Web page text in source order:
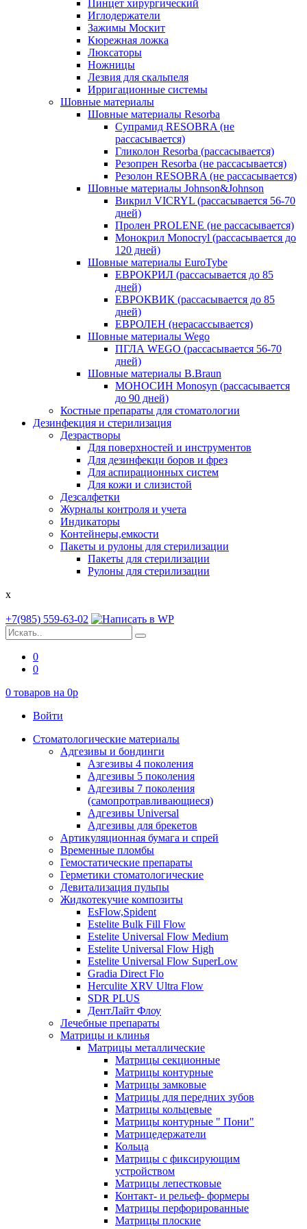
Пинцет хирургический
Иглодержатели
Зажимы Москит
Кюрежная ложка
Люксаторы
Ножницы
Лезвия для скальпеля
Ирригационные системы
Шовные материалы
Шовные материалы Resorba
Супрамид RESOBRA (не
рассасывается)
Гликолон Resorba (рассасывается)
Резопрен Resorba (не рассасывается)
Резолон RESOBRA (не рассасывается)
Шовные материалы Johnson&Johnson
Викрил VICRYL (рассасывается 56-70
дней)
Пролен PROLENE (не рассасывается)
Монокрил Monocryl (рассасывается до
120 дней)
Шовные материалы EuroTybe
ЕВРОКРИЛ (рассасывается до 85
дней)
ЕВРОКВИК (рассасывается до 85
дней)
ЕВРОЛЕН (нерасассывается)
Шовные материалы Wego
ПГЛА WEGO (рассасывается 56-70
дней)
Шовные материалы B.Braun
МОНОСИН Monosyn (рассасывается
до 90 дней)
Костные препараты для стоматологии
Дезинфекция и стерилизация
Дезрастворы
Для поверхностей и инструментов
Для дезинфекци боров и фрез
Для аспирационных систем
Для кожи и слизистой
Дезсалфетки
Журналы контроля и учета
Индикаторы
Контейнеры,емкости
Пакеты и рулоны для стерилизации
Пакеты для стерилизации
Рулоны для стерилизации
x
+7(985) 559-63-02
0
0
0 товаров на 0p
Войти
Стоматологические материалы
Адгезивы и бондинги
Азгезивы 4 поколения
Адгезивы 5 поколения
Адгезивы 7 поколения
(самопротравливающиеся)
Адгезивы Universal
Адгезивы для брекетов
Артикуляционная бумага и спрей
Временные пломбы
Гемостатические препараты
Герметики стоматологические
Девитализация пульпы
Жидкотекучие композиты
EsFlow,Spident
Estelite Bulk Fill Flow
Estelite Universal Flow Medium
Estelite Universal Flow High
Estelite Universal Flow SuperLow
Gradia Direct Flo
Herculite XRV Ultra Flow
SDR PLUS
ДентЛайт Флоу
Лечебные препараты
Матрицы и клинья
Матрицы металлические
Матрицы секционные
Матрицы контурные
Матрицы замковые
Матрицы для передних зубов
Матрицы кольцевые
Матрицы контурные " Пони"
Матрицедержатели
Кольца
Матрицы с фиксирующим
устройством
Матрицы лепестковые
Контакт- и рельеф- формеры
Матрицы перфорированные
Матрицы плоские